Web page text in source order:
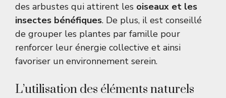
des arbustes qui attirent les oiseaux et les
insectes bénéfiques. De plus, il est conseillé
de grouper les plantes par famille pour
renforcer leur énergie collective et ainsi
favoriser un environnement serein.
L’utilisation des éléments naturels